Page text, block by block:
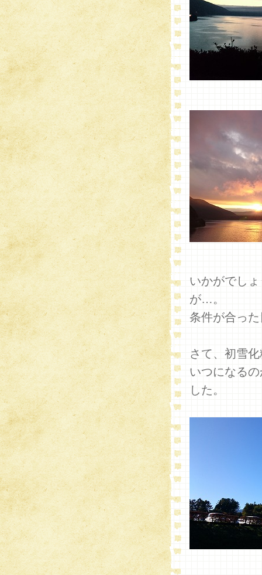
いかがでし
が…。
条件が合っ
さて、初雪
いつになる
した。